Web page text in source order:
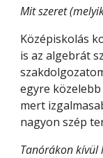
Mit szeret
Középiskolás
is az algebrát
egyre
mert
nagyon szép
Tanórákon kívül